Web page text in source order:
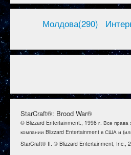
Молдова(290)
StarCraft®: Brood War®
© Blizzard Entertainment., 1998 г. Все
компании Blizzard Entertainment в США и
StarCraft® II. © Blizzard Entertainment, Inc.,